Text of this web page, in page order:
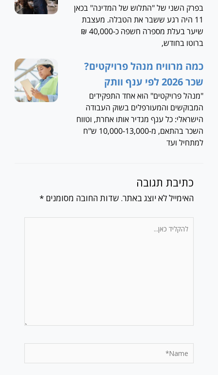
בפרק השני של "התלוש של המדינה" בכאן
11 היה רגע ששבר את הטבלה. מעצבת
שיער בעלת מספרה חשפה כ-40,000 ₪
ברוטו בחודש,
כמה מרוויח מנהל פרויקטים?
שכר 2026 לפי ענף וותק
"מנהל פרויקטים" הוא אחד התפקידים
המבוקשים והמעורפלים בשוק העבודה
הישראלי: כל ענף מגדיר אותו אחרת, וטווח
השכר בהתאם, מ-10,000-13,000 ש"ח
למתחיל ועד
כתיבת תגובה
האימייל לא יוצג באתר. שדות החובה מסומנים *
להקליד
כאן...
Name*